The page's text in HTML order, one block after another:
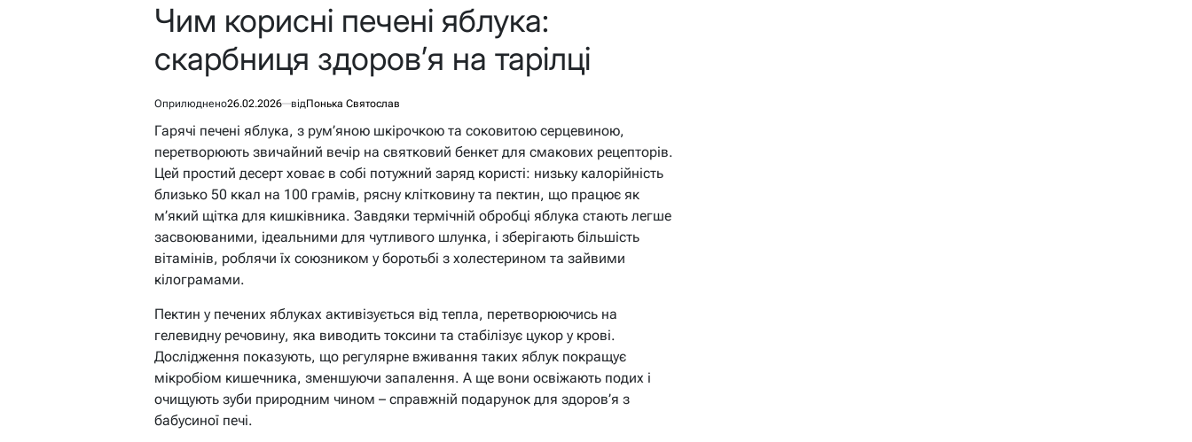
Чим корисні печені яблука:
скарбниця здоров’я на тарілці
Оприлюднено26.02.2026 відПонька Святослав
Гарячі печені яблука, з рум’яною шкірочкою та соковитою серцевиною,
перетворюють звичайний вечір на святковий бенкет для смакових рецепторів.
Цей простий десерт ховає в собі потужний заряд користі: низьку калорійність
близько 50 ккал на 100 грамів, рясну клітковину та пектин, що працює як
м’який щітка для кишківника. Завдяки термічній обробці яблука стають легше
засвоюваними, ідеальними для чутливого шлунка, і зберігають більшість
вітамінів, роблячи їх союзником у боротьбі з холестерином та зайвими
кілограмами.
Пектин у печених яблуках активізується від тепла, перетворюючись на
гелевидну речовину, яка виводить токсини та стабілізує цукор у крові.
Дослідження показують, що регулярне вживання таких яблук покращує
мікробіом кишечника, зменшуючи запалення. А ще вони освіжають подих і
очищують зуби природним чином – справжній подарунок для здоров’я з
бабусиної печі.